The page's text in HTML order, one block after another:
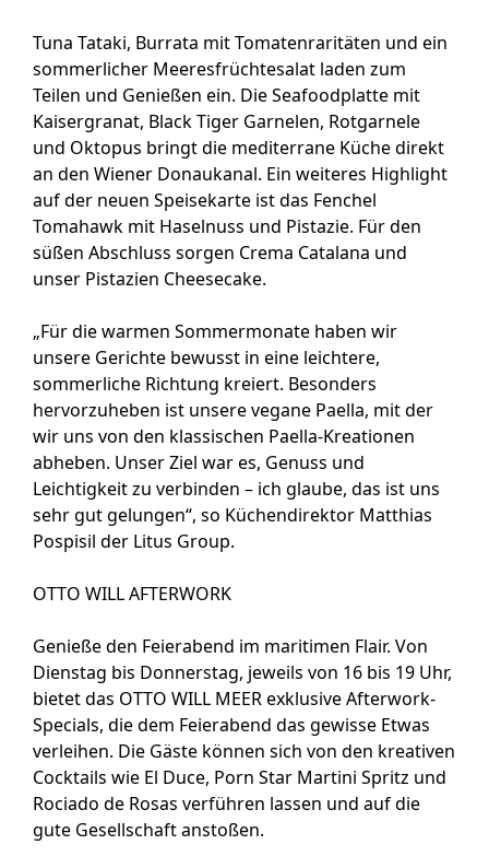
Tuna Tataki, Burrata mit Tomatenraritäten und ein
sommerlicher Meeresfrüchtesalat laden zum
Teilen und Genießen ein. Die Seafoodplatte mit
Kaisergranat, Black Tiger Garnelen, Rotgarnele
und Oktopus bringt die mediterrane Küche direkt
an den Wiener Donaukanal. Ein weiteres Highlight
auf der neuen Speisekarte ist das Fenchel
Tomahawk mit Haselnuss und Pistazie. Für den
süßen Abschluss sorgen Crema Catalana und
unser Pistazien Cheesecake.
„Für die warmen Sommermonate haben wir
unsere Gerichte bewusst in eine leichtere,
sommerliche Richtung kreiert. Besonders
hervorzuheben ist unsere vegane Paella, mit der
wir uns von den klassischen Paella-Kreationen
abheben. Unser Ziel war es, Genuss und
Leichtigkeit zu verbinden – ich glaube, das ist uns
sehr gut gelungen“, so Küchendirektor Matthias
Pospisil der Litus Group.
OTTO WILL AFTERWORK
Genieße den Feierabend im maritimen Flair. Von
Dienstag bis Donnerstag, jeweils von 16 bis 19 Uhr,
bietet das OTTO WILL MEER exklusive Afterwork-
Specials, die dem Feierabend das gewisse Etwas
verleihen. Die Gäste können sich von den kreativen
Cocktails wie El Duce, Porn Star Martini Spritz und
Rociado de Rosas verführen lassen und auf die
gute Gesellschaft anstoßen.